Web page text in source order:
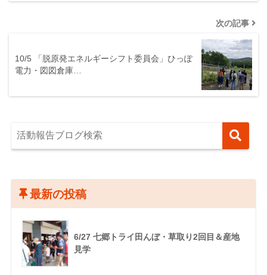
次の記事
10/5 「脱原発エネルギーシフト委員会」ひっぽ
電力・図図倉庫…
最新の投稿
6/27 七郷トライ田んぼ・草取り2回目＆産地
見学